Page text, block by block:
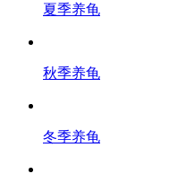
夏季养龟
秋季养龟
冬季养龟